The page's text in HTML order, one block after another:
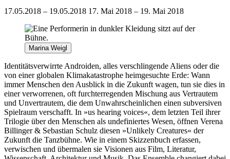
17.05.2018 – 19.05.2018 17. Mai 2018 – 19. Mai 2018
Marina Weigl
Identitätsverwirrte Androiden, alles verschlingende Aliens oder die
von einer globalen Klimakatastrophe heimgesuchte Erde: Wann
immer Menschen den Ausblick in die Zukunft wagen, tun sie dies in
einer verworrenen, oft furchterregenden Mischung aus Vertrautem
und Unvertrautem, die dem Unwahrscheinlichen einen subversiven
Spielraum verschafft. In »us hearing voices«, dem letzten Teil ihrer
Trilogie über den Menschen als undefiniertes Wesen, öffnen Verena
Billinger & Sebastian Schulz diesen »Unlikely Creatures« der
Zukunft die Tanzbühne. Wie in einem Skizzenbuch erfassen,
verwischen und übermalen sie Visionen aus Film, Literatur,